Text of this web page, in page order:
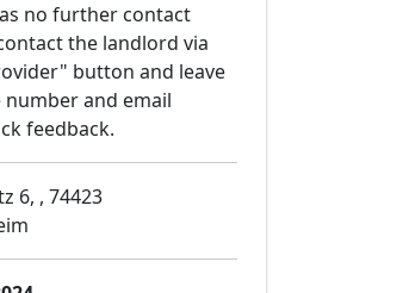
no further contact
the landlord via
button and leave
and email
feedback.
6, , 74423